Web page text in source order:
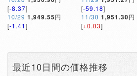
[-8.37]
10/29 1,949.55円
[-1.41]
[-59.18]
11/30 1,951.30円
[+0.03]
最近10日間の価格推移